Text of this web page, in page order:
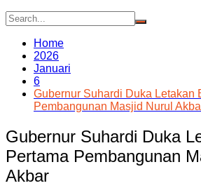
Home
2026
Januari
6
Gubernur Suhardi Duka Letakan
Pembangunan Masjid Nurul
Gubernur Suhardi Duka
Pertama Pembangunan
Akbar